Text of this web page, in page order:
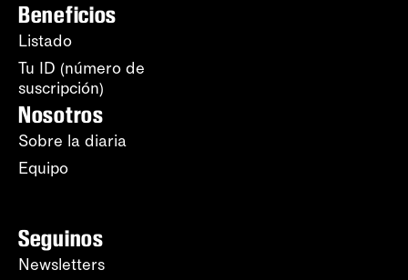
Beneficios
Listado
Tu ID (número de
suscripción)
Nosotros
Sobre la diaria
Equipo
Seguinos
Newsletters